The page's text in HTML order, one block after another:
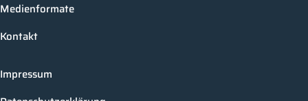
Medienformate
Kontakt
Impressum